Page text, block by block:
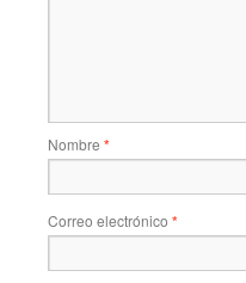
Nombre *
Correo electrónico *